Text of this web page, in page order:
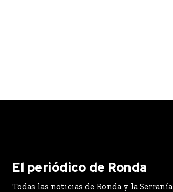
El periódico de Ronda
Todas las noticias de Ronda y la Serranía